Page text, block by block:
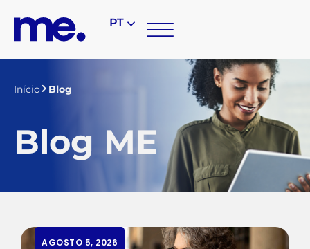
PT
Início Blog
Blog ME
AGOSTO 5, 2026